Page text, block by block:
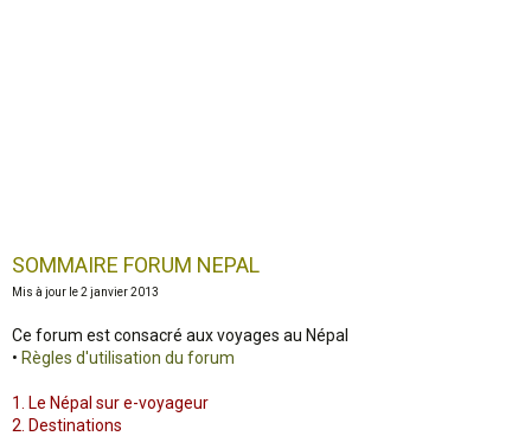
SOMMAIRE FORUM NEPAL
Mis à jour le 2 janvier 2013
Ce forum est consacré aux voyages au Népal
• Règles d'utilisation du forum
1. Le Népal sur e-voyageur
2. Destinations